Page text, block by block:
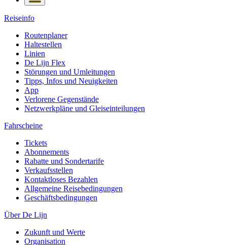
Reiseinfo
Routenplaner
Haltestellen
Linien
De Lijn Flex
Störungen und Umleitungen
Tipps, Infos und Neuigkeiten
App
Verlorene Gegenstände
Netzwerkpläne und Gleiseinteilungen
Fahrscheine
Tickets
Abonnements
Rabatte und Sondertarife
Verkaufsstellen
Kontaktloses Bezahlen
Allgemeine Reisebedingungen
Geschäftsbedingungen
Über De Lijn
Zukunft und Werte
Organisation